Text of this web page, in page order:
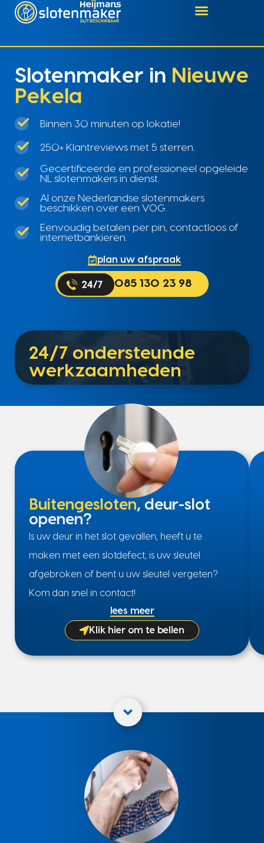
Slotenmaker in Nieuwe
Pekela
Binnen 30 minuten op lokatie!
250+ Klantreviews met 5 sterren.
Gecertificeerde en professioneel opgeleide
NL slotenmakers in dienst.
Al onze Nederlandse slotenmakers
beschikken over een VOG.
Eenvoudig betalen per pin, contactloos of
internetbankieren.
plan uw afspraak
085 130 23 98
24/7 ondersteunde
werkzaamheden
Buitengesloten, deur-slot
openen?
Is uw deur in het slot gevallen, heeft u te
maken met een slotdefect, is uw sleutel
afgebroken of bent u uw sleutel vergeten?
Kom dan snel in contact!
lees meer
Klik hier om te bellen